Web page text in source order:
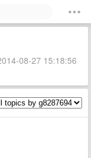
08-27 15:18:56